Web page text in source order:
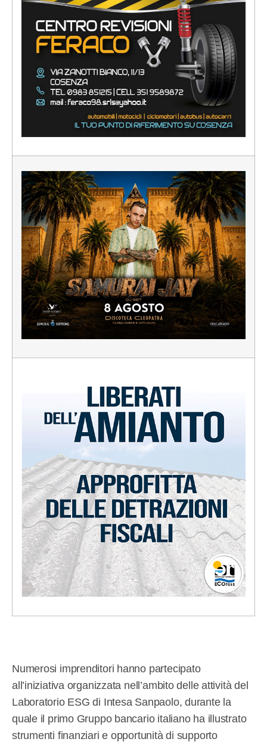
Numerosi imprenditori hanno partecipato
all’iniziativa organizzata nell’ambito delle attività del
Laboratorio ESG di Intesa Sanpaolo, durante la
quale il primo Gruppo bancario italiano ha illustrato
strumenti finanziari e opportunità di supporto